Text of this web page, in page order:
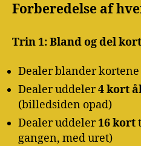
Forberedelse af
Trin 1: Bland og del
Dealer blander
Dealer uddeler4 kort
(billedsiden opad)
Dealer uddeler16 kort
gangen, med uret)